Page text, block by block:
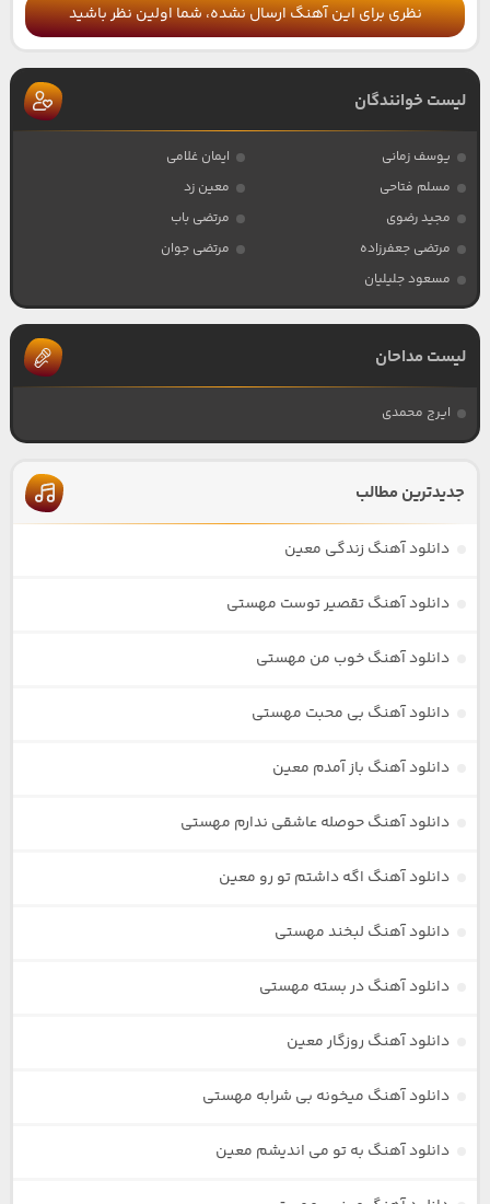
نظری برای این آهنگ ارسال نشده، شما اولین نظر باشید
لیست خوانندگان
یوسف زمانی
ایمان غلامی
مسلم فتاحی
معین زد
مجید رضوی
مرتضی باب
مرتضی جعفرزاده
مرتضی جوان
مسعود جلیلیان
لیست مداحان
ایرج محمدی
جدیدترین مطالب
دانلود آهنگ زندگی معین
دانلود آهنگ تقصیر توست مهستی
دانلود آهنگ خوب من مهستی
دانلود آهنگ بی محبت مهستی
دانلود آهنگ باز آمدم معین
دانلود آهنگ حوصله عاشقی ندارم مهستی
دانلود آهنگ اگه داشتم تو رو معین
دانلود آهنگ لبخند مهستی
دانلود آهنگ در بسته مهستی
دانلود آهنگ روزگار معین
دانلود آهنگ میخونه بی شرابه مهستی
دانلود آهنگ به تو می اندیشم معین